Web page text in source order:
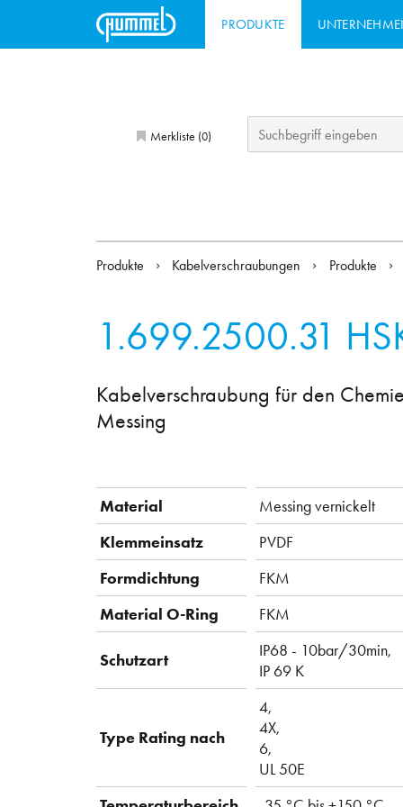
PRODUKTE
Merkliste (0)
Produkte Kabelverschraubungen Produkte
1.699.2500.31
Kabelverschraubung für den
Messing
Material
Messing vernickelt
Klemmeinsatz
PVDF
Formdichtung
FKM
Material O-Ring
FKM
Schutzart
IP68 - 10bar/30min,
IP 69 K
Type Rating nach
4,
4X,
6,
UL 50E